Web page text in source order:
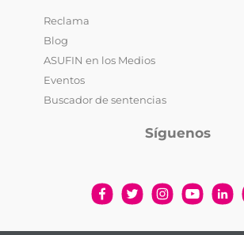
Reclama
Blog
ASUFIN en los Medios
Eventos
Buscador de sentencias
Síguenos